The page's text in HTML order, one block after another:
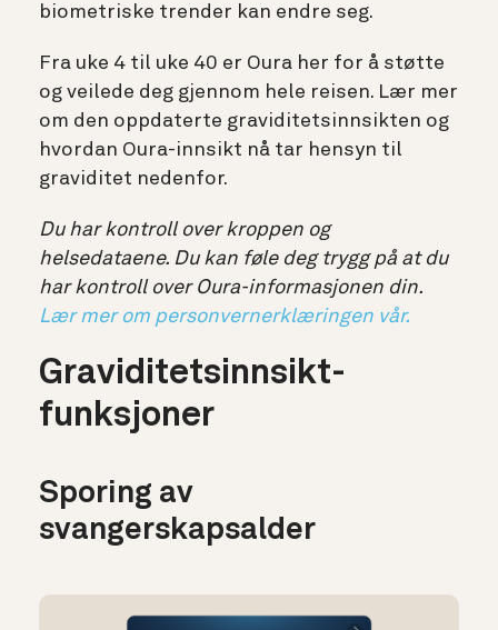
biometriske trender kan endre seg.
Fra uke 4 til uke 40 er Oura her for å støtte
og veilede deg gjennom hele reisen. Lær mer
om den oppdaterte graviditetsinnsikten og
hvordan Oura-innsikt nå tar hensyn til
graviditet nedenfor.
Du har kontroll over kroppen og
helsedataene. Du kan føle deg trygg på at du
har kontroll over Oura-informasjonen din.
Lær mer om personvernerklæringen vår.
Graviditetsinnsikt-
funksjoner
Sporing av
svangerskapsalder